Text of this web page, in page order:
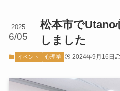
松本市でUtano
しました
2025
6/05
イベント 心理学 2024年9月16日